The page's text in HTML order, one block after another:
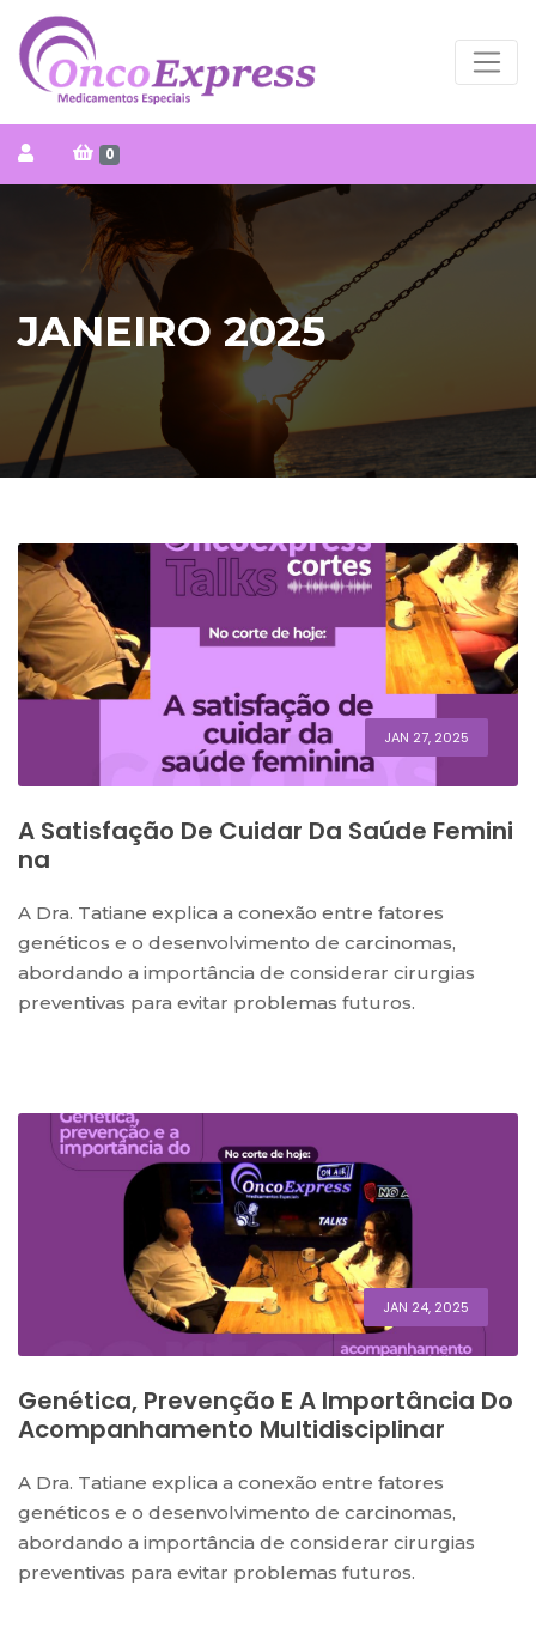
0
JANEIRO 2025
JAN 27, 2025
A Satisfação De Cuidar Da Saúde Femini
Na
A Dra. Tatiane explica a conexão entre fatores
genéticos e o desenvolvimento de carcinomas,
abordando a importância de considerar cirurgias
preventivas para evitar problemas futuros.
JAN 24, 2025
Genética, Prevenção E A Importância Do
Acompanhamento Multidisciplinar
A Dra. Tatiane explica a conexão entre fatores
genéticos e o desenvolvimento de carcinomas,
abordando a importância de considerar cirurgias
preventivas para evitar problemas futuros.